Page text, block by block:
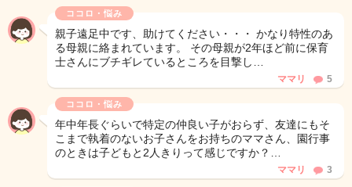
ココロ・悩み
親子遠足中です、助けてください・・・ かなり特性のあ
る母親に絡まれています。 その母親が2年ほど前に保育
士さんにブチギレているところを目撃し…
ママリ 5
ココロ・悩み
年中年長ぐらいで特定の仲良い子がおらず、友達にもそ
こまで執着のないお子さんをお持ちのママさん、園行事
のときは子どもと2人きりって感じですか？…
ママリ 3